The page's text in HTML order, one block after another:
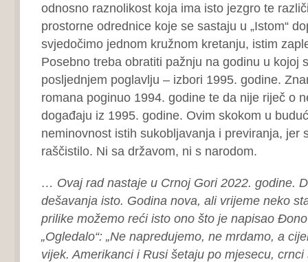
odnosno raznolikost koja ima isto jezgro te
prostorne odrednice koje se sastaju u „Istom“
svjedočimo jednom kružnom kretanju, istim
Posebno treba obratiti pažnju na godinu u kojoj
posljednjem poglavlju – izbori 1995. godine.
romana poginuo 1994. godine te da nije riječ o
događaju iz 1995. godine. Ovim skokom u
neminovnost istih sukobljavanja i previranja, jer
raščistilo. Ni sa državom, ni s narodom.
… Ovaj rad nastaje u Crnoj Gori 2022. godine.
dešavanja isto. Godina nova, ali vrijeme neko
prilike možemo reći isto ono što je napisao
„Ogledalo“: „Ne napredujemo, ne mrdamo, a
vijek. Amerikanci i Rusi šetaju po mjesecu,